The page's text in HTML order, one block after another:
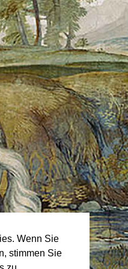
Wenn Sie
stimmen Sie